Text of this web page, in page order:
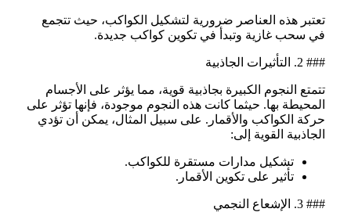
تعتبر هذه العناصر ضرورية لتشكيل الكواكب، حيث تتجمع
في سحب غازية وتبدأ في تكوين كواكب جديدة.
### 2. التأثيرات الجاذبية
تتمتع النجوم الكبيرة بجاذبية قوية، مما يؤثر على الأجسام
المحيطة بها. حيثما كانت هذه النجوم موجودة، فإنها تؤثر على
حركة الكواكب والأقمار. على سبيل المثال، يمكن أن تؤدي
الجاذبية القوية إلى:
تشكيل مدارات مستقرة للكواكب.
تأثير على تكوين الأقمار.
### 3. الإشعاع النجمي